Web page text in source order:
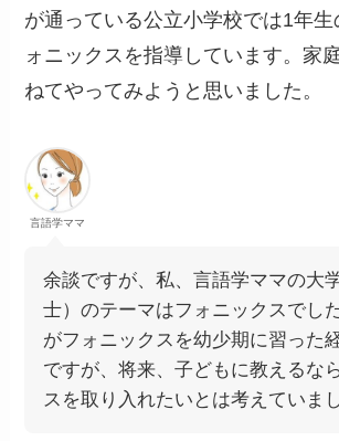
が通っている公立小学校では1年生
ォニックスを指導しています。家
ねてやってみようと思いました。
言語学ママ
余談ですが、私、言語学ママの大
士）のテーマはフォニックスでし
がフォニックスを幼少期に習った
ですが、将来、子どもに教えるな
スを取り入れたいとは考えていまし